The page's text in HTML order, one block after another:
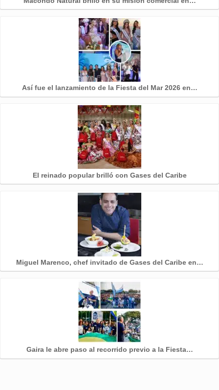
Así fue el lanzamiento de la Fiesta del Mar 2026 en…
El reinado popular brilló con Gases del Caribe
Miguel Marenco, chef invitado de Gases del Caribe en…
Gaira le abre paso al recorrido previo a la Fiesta…